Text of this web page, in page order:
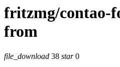
fritzmg/contao-
from
file_download 38 star0